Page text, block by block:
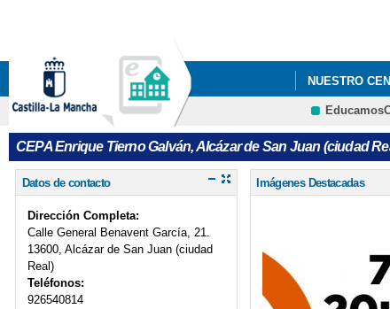
NUESTRO
CURSO DE
CEPA Enrique Tierno Galván, Alcázar de San Juan (ciudad
Datos de contacto
Dirección Completa:
Calle General Benavent García, 21.
13600, Alcázar de San Juan (ciudad
Real)
Teléfonos:
926540814
Imágenes Destacadas